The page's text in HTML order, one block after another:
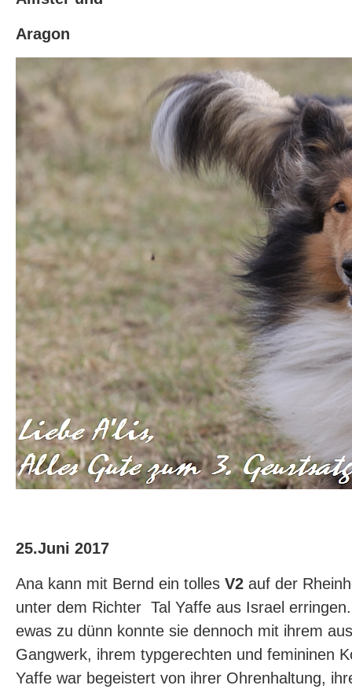
Aragon
25.Juni 2017
Ana kann mit Bernd ein tolles V2 auf der
unter dem Richter Tal Yaffe aus Israel
ewas zu dünn konnte sie dennoch mit ihrem
Gangwerk, ihrem typgerechten und femininen
Yaffe war begeistert von ihrer Ohrenhaltung,